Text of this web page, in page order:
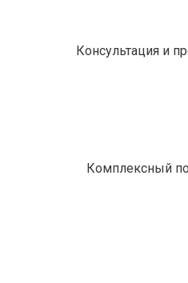
Консультация и
Комплексный